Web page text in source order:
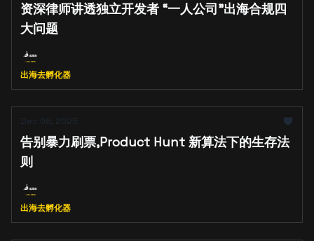
资深律师讲透独立开发者 “一人公司”出海合规四
大问题
出海去孵化器
Dec 08, 2025
告别暴力刷票,Product Hunt 新算法下的生存法
则
出海去孵化器